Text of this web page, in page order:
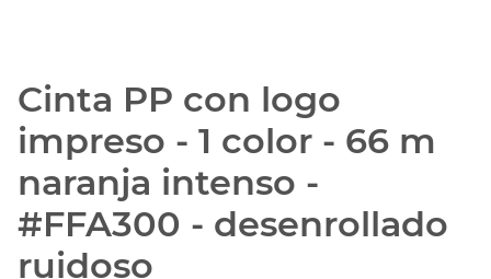
Cinta PP con logo
impreso - 1 color - 66 m
naranja intenso -
#FFA300 - desenrollado
ruidoso